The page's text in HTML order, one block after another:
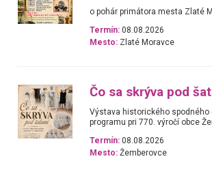
o pohár primátora mesta Zlaté
Termín: 08.08.2026
Mesto: Zlaté Moravce
Čo sa skrýva pod
Výstava historického spodného
programu pri 770. výročí obce
Termín: 08.08.2026
Mesto: Žemberovce